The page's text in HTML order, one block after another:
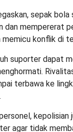
sepak bola
dan mempererat
konflik di
suporter dapat
terbawa ke
kepolisian
agar tidak